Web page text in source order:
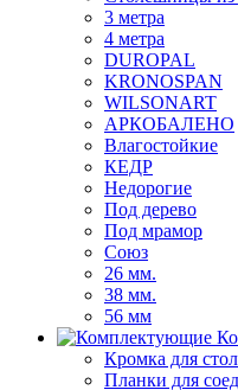
3 метра
4 метра
DUROPAL
KRONOSPAN
WILSONART
АРКОБАЛЕНО
Влагостойкие
КЕДР
Недорогие
Под дерево
Под мрамор
Союз
26 мм.
38 мм.
56 мм
Кромка для
Планки для